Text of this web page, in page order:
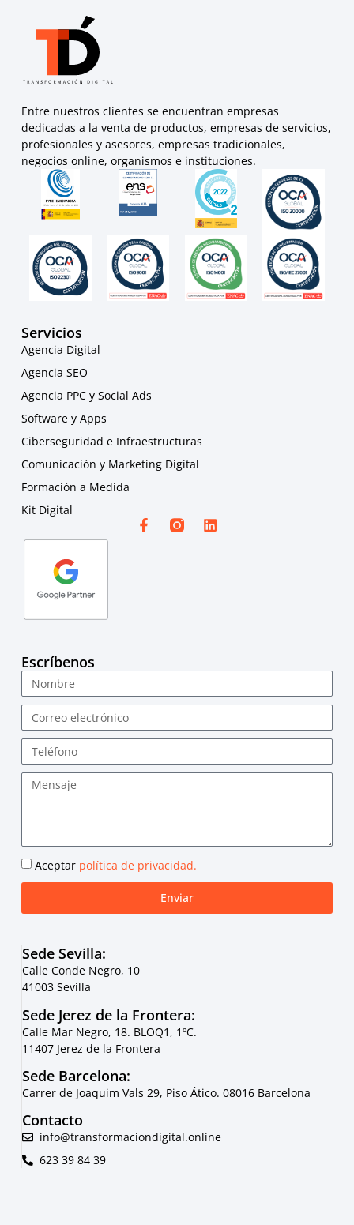
Entre nuestros clientes se encuentran empresas
dedicadas a la venta de productos, empresas de servicios,
profesionales y asesores, empresas tradicionales,
negocios online, organismos e instituciones.
Servicios
Agencia Digital
Agencia SEO
Agencia PPC y Social Ads
Software y Apps
Ciberseguridad e Infraestructuras
Comunicación y Marketing Digital
Formación a Medida
Kit Digital
Escríbenos
Aceptar política de privacidad.
Enviar
Sede Sevilla:
Calle Conde Negro, 10
41003 Sevilla
Sede Jerez de la Frontera:
Calle Mar Negro, 18. BLOQ1, 1ºC.
11407 Jerez de la Frontera
Sede Barcelona:
Carrer de Joaquim Vals 29, Piso Ático. 08016 Barcelona
Contacto
info@transformaciondigital.online
623 39 84 39